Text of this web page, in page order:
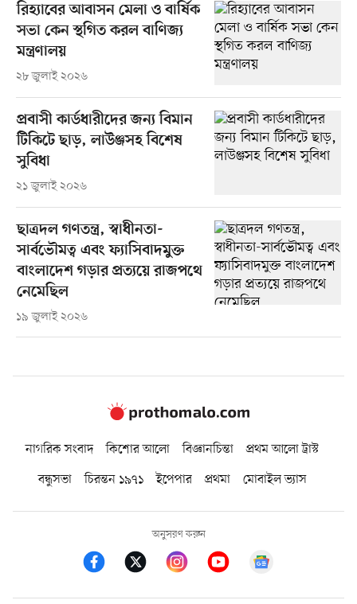
রিহ্যাবের আবাসন মেলা ও বার্ষিক
সভা কেন স্থগিত করল বাণিজ্য
মন্ত্রণালয়
২৮ জুলাই ২০২৬
প্রবাসী কার্ডধারীদের জন্য বিমান
টিকিটে ছাড়, লাউঞ্জসহ বিশেষ
সুবিধা
২১ জুলাই ২০২৬
ছাত্রদল গণতন্ত্র, স্বাধীনতা-
সার্বভৌমত্ব এবং ফ্যাসিবাদমুক্ত
বাংলাদেশ গড়ার প্রত্যয়ে রাজপথে
নেমেছিল
১৯ জুলাই ২০২৬
নাগরিক সংবাদ কিশোর আলো বিজ্ঞানচিন্তা
প্রথম আলো ট্রাস্ট
বন্ধুসভা
চিরন্তন ১৯৭১ ইপেপার প্রথমা মোবাইল ভ্যাস
অনুসরণ করুন